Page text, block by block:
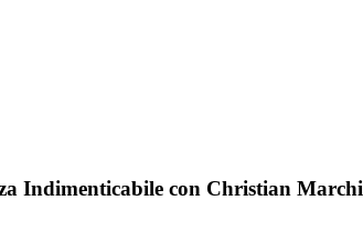
Indimenticabile con Christian Marchi